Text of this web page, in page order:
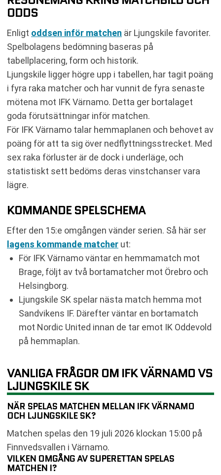
ODDS
Enligt oddsen inför matchen är Ljungskile favoriter.
Spelbolagens bedömning baseras på
tabellplacering, form och historik.
Ljungskile ligger högre upp i tabellen, har tagit poäng
i fyra raka matcher och har vunnit de fyra senaste
mötena mot IFK Värnamo. Detta ger bortalaget
goda förutsättningar inför matchen.
För IFK Värnamo talar hemmaplanen och behovet av
poäng för att ta sig över nedflyttningsstrecket. Med
sex raka förluster är de dock i underläge, och
statistiskt sett bedöms deras vinstchanser vara
lägre.
KOMMANDE SPELSCHEMA
Efter den 15:e omgången vänder serien. Så här ser
lagens kommande matcher ut:
För IFK Värnamo väntar en hemmamatch mot
Brage, följt av två bortamatcher mot Örebro och
Helsingborg.
Ljungskile SK spelar nästa match hemma mot
Sandvikens IF. Därefter väntar en bortamatch
mot Nordic United innan de tar emot IK Oddevold
på hemmaplan.
VANLIGA FRÅGOR OM IFK VÄRNAMO VS
LJUNGSKILE SK
NÄR SPELAS MATCHEN MELLAN IFK VÄRNAMO
OCH LJUNGSKILE SK?
Matchen spelas den 19 juli 2026 klockan 15:00 på
Finnvedsvallen i Värnamo.
VILKEN OMGÅNG AV SUPERETTAN SPELAS
MATCHEN I?